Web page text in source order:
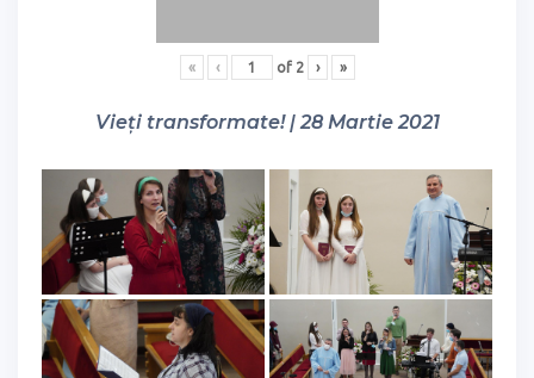
« ‹ of 2 › »
Vieți transformate! | 28 Martie 2021